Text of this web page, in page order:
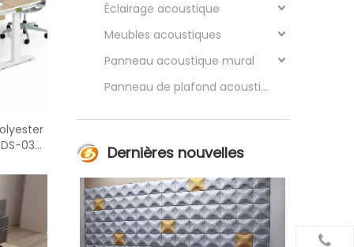
03P
Éclairage acoustique
Meubles acoustiques
Panneau acoustique mural
Panneau de plafond acoustique
Dernières nouvelles